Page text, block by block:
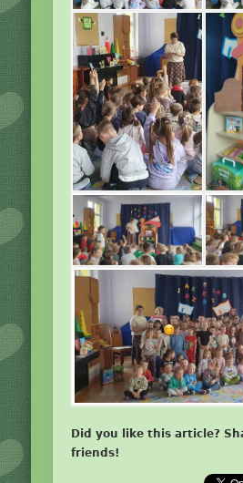
Did you like this article?
friends!